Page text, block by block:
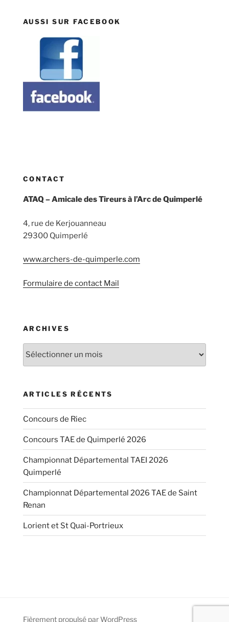
AUSSI SUR FACEBOOK
CONTACT
ATAQ – Amicale des Tireurs à l’Arc de Quimperlé
4, rue de Kerjouanneau
29300 Quimperlé
www.archers-de-quimperle.com
Formulaire de contact Mail
ARCHIVES
Archives
ARTICLES RÉCENTS
Concours de Riec
Concours TAE de Quimperlé 2026
Championnat Départemental TAEI 2026
Quimperlé
Championnat Départemental 2026 TAE de Saint
Renan
Lorient et St Quai-Portrieux
Fièrement propulsé par WordPress